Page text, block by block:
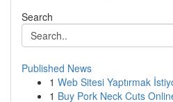
Search
Published News
1 Web Sitesi Yaptırmak
1 Buy Pork Neck Cuts